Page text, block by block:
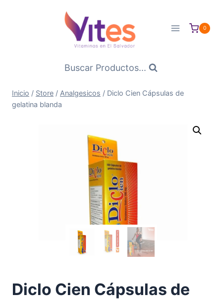
0
Buscar Productos...
Inicio / Store / Analgesicos / Diclo Cien Cápsulas de
gelatina blanda
Diclo Cien Cápsulas de